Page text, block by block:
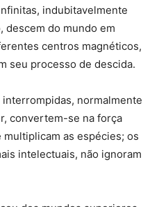
indubitavelmente
descem do mundo em
centros magnéticos,
seu processo de descida.
normalmente
convertem-se na força
as espécies; os
intelectuais, não ignoram